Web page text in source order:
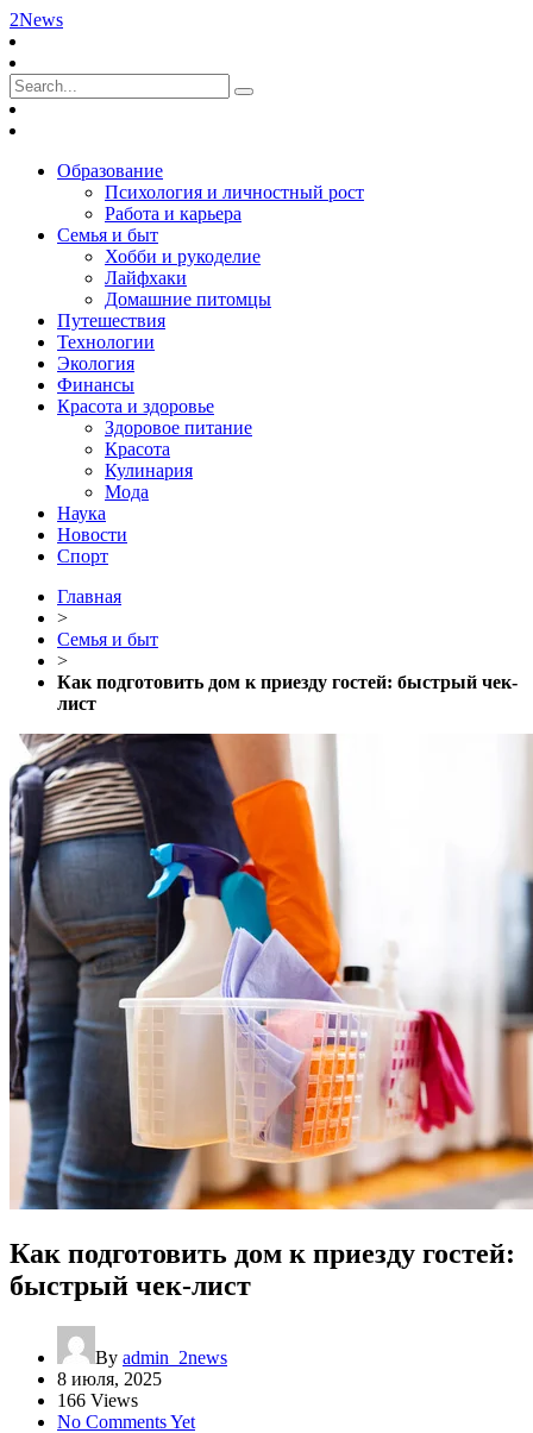
2News
Образование
Психология и личностный рост
Работа и карьера
Семья и быт
Хобби и рукоделие
Лайфхаки
Домашние питомцы
Путешествия
Технологии
Экология
Финансы
Красота и здоровье
Здоровое питание
Красота
Кулинария
Мода
Наука
Новости
Спорт
Главная
>
Семья и быт
>
Как подготовить дом к приезду гостей: быстрый чек-
лист
Как подготовить дом к приезду гостей:
быстрый чек-лист
By admin_2news
8 июля, 2025
166 Views
No Comments Yet